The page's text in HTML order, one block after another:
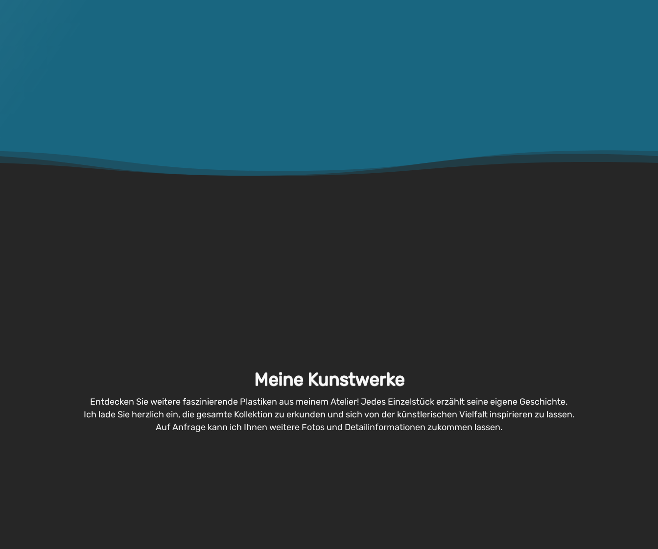
Meine Kunstwerke
Entdecken Sie weitere faszinierende Plastiken aus meinem Atelier! Jedes Einzelstück erzählt seine eigene Geschichte.
Ich lade Sie herzlich ein, die gesamte Kollektion zu erkunden und sich von der künstlerischen Vielfalt inspirieren zu lassen.
Auf Anfrage kann ich Ihnen weitere Fotos und Detailinformationen zukommen lassen.